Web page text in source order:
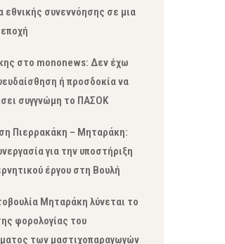
εθνικής συνεννόησης σε μια
στο mononews: Δεν έχω
ή προσδοκία να
συγγνώμη το ΠΑΣΟΚ
Πιερρακάκη – Μηταράκη:
για την υποστήριξη
έργου στη Βουλή
Μηταράκη λύνεται το
φορολογίας του
των μαστιχοπαραγωγών